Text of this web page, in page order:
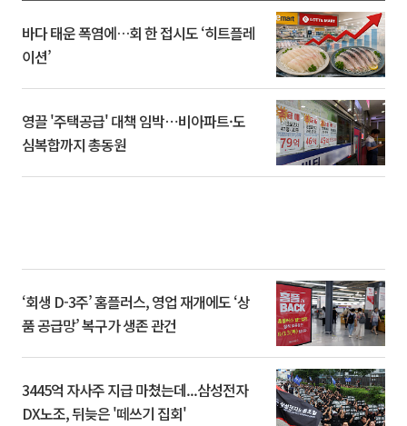
바다 태운 폭염에…회 한 접시도 ‘히트플레
이션’
영끌 '주택공급' 대책 임박⋯비아파트·도
심복합까지 총동원
‘회생 D-3주’ 홈플러스, 영업 재개에도 ‘상
품 공급망’ 복구가 생존 관건
3445억 자사주 지급 마쳤는데...삼성전자
DX노조, 뒤늦은 '떼쓰기 집회'